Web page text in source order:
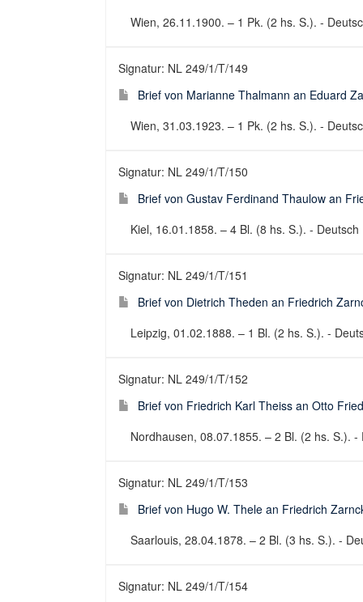
Wien, 26.11.1900. – 1 Pk. (2 hs. S.). -
Signatur: NL 249/1/T/149
Brief von Marianne Thalmann an Eduard
Wien, 31.03.1923. – 1 Pk. (2 hs. S.). -
Signatur: NL 249/1/T/150
Brief von Gustav Ferdinand Thaulow an
Kiel, 16.01.1858. – 4 Bl. (8 hs. S.). -
Signatur: NL 249/1/T/151
Brief von Dietrich Theden an Friedrich
Leipzig, 01.02.1888. – 1 Bl. (2 hs. S.). -
Signatur: NL 249/1/T/152
Brief von Friedrich Karl Theiss an Otto
Nordhausen, 08.07.1855. – 2 Bl. (2 hs. S.).
Signatur: NL 249/1/T/153
Brief von Hugo W. Thele an Friedrich
Saarlouis, 28.04.1878. – 2 Bl. (3 hs. S.). -
Signatur: NL 249/1/T/154